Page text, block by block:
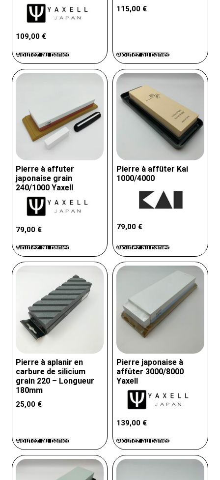
109,00 €
Ajoutez au panier
115,00 €
Ajoutez au panier
Pierre à affuter
japonaise grain
240/1000 Yaxell
79,00 €
Ajoutez au panier
Pierre à affûter Kai
1000/4000
79,00 €
Ajoutez au panier
Pierre à aplanir en
carbure de silicium
grain 220 – Longueur
180mm
25,00 €
Ajoutez au panier
Pierre japonaise à
affûter 3000/8000
Yaxell
139,00 €
Ajoutez au panier